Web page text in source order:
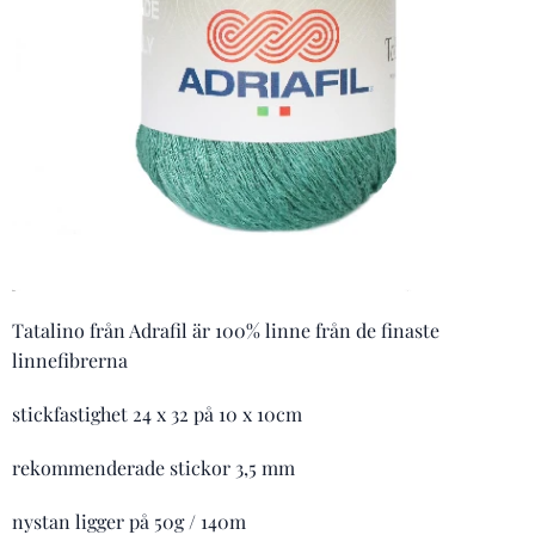
Tatalino från Adrafil är 100% linne från de finaste
linnefibrerna
stickfastighet 24 x 32 på 10 x 10cm
rekommenderade stickor 3,5 mm
nystan ligger på 50g / 140m